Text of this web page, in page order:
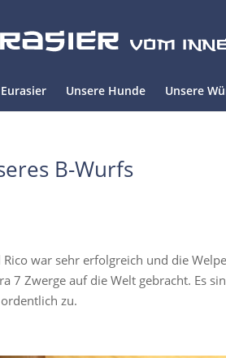
Eurasier Unsere Hunde Unsere
B-Wurfs
war sehr erfolgreich und die
Zwerge auf die Welt gebracht. Es
zu.